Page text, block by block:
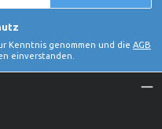
Kenntnis genommen und die AGB
einverstanden.